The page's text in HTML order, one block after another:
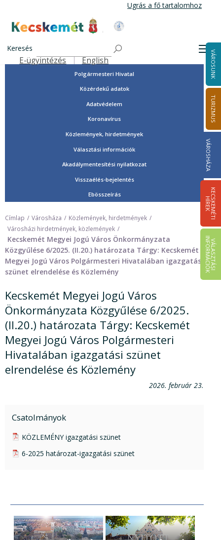
tartalomra
Ugrás a fő tartalomhoz
Kecskemét Város Honlapja
Keresés
Felső navigáció
E-ügyintézés English VÁROSUNK
TURIZMUS
VÁROSHÁZA
K
E
C
S
K
E
M
É
T
I
HÍ
R
E
K
V
Á
L
A
S
Z
T
Á
S
I
IN
F
O
R
M
Á
C
I
Ó
K
Tisztségviselők, képviselők
Országgyűlési képviselők
Önkormányzat
Polgármesteri Hivatal
Közérdekű adatok
Adatvédelem
Koronavírus
Közlemények, hirdetmények
Választási információk
Akadálymentesítési nyilatkozat
Visszaélés-bejelentés
Ebösszeírás
Címlap Városháza
Közlemények, hirdetmények
Városházi hirdetmények, közlemények
Kecskemét Megyei Jogú Város Önkormányzata
Közgyűlése 6/2025. (II.20.) határozata Tárgy: Kecskemét
Megyei Jogú Város Polgármesteri Hivatalában igazgatási
szünet elrendelése és Közlemény
Kecskemét Megyei Jogú Város
Önkormányzata Közgyűlése 6/2025.
(II.20.) határozata Tárgy: Kecskemét
Megyei Jogú Város Polgármesteri
Hivatalában igazgatási szünet
elrendelése és Közlemény
2026. február 23.
Csatolmányok
pdf csatolmány:
KÖZLEMÉNY igazgatási szünet
pdf csatolmány:
6-2025 határozat-igazgatási szünet